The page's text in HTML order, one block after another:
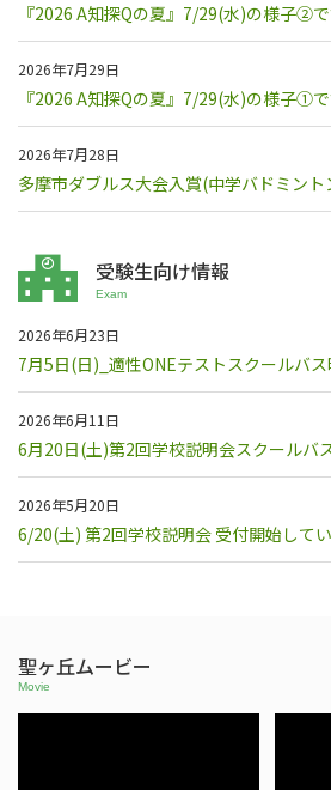
『2026 A知探Qの夏』7/29(水)の様子②
2026年7月29日
『2026 A知探Qの夏』7/29(水)の様子①
2026年7月28日
多摩市ダブルス大会入賞(中学バドミント
受験生向け情報
2026年6月23日
7月5日(日)_適性ONEテストスクールバ
2026年6月11日
6月20日(土)第2回学校説明会スクールバ
2026年5月20日
6/20(土) 第2回学校説明会 受付開始してい
聖ヶ丘ムービー